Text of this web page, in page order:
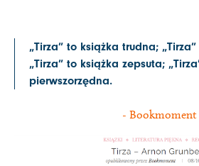
„Tirza” to książka trudna;
„Tirza” to książka zepsuta;
pierwszorzędna.
- Bookmoment